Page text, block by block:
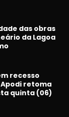
das obras
da Lagoa
recesso
retoma
quinta (06)